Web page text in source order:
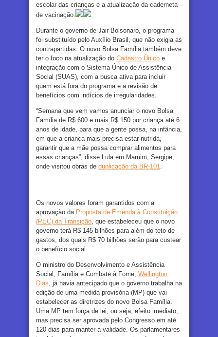
escolar das crianças e a atualização da caderneta
de vacinação.
Durante o governo de Jair Bolsonaro, o programa
foi substituído pelo Auxílio Brasil, que não exigia as
contrapartidas. O novo Bolsa Família também deve
ter o foco na atualização do Cadastro Único e
integração com o Sistema Único de Assistência
Social (SUAS), com a busca ativa para incluir
quem está fora do programa e a revisão de
benefícios com indícios de irregularidades.
“Semana que vem vamos anunciar o novo Bolsa
Família de R$ 600 e mais R$ 150 por criança até 6
anos de idade, para que a gente possa, na infância,
em que a criança mais precisa estar nutrida,
garantir que a mãe possa comprar alimentos para
essas crianças”, disse Lula em Maruim, Sergipe,
onde visitou obras de duplicação da BR-101
Os novos valores foram garantidos com a
aprovação da Proposta de Emenda à Constituição
(PEC) da Transição , que estabeleceu que o novo
governo terá R$ 145 bilhões para além do teto de
gastos, dos quais R$ 70 bilhões serão para custear
o benefício social.
O ministro do Desenvolvimento e Assistência
Social, Família e Combate à Fome, Wellington
Dias , já havia antecipado que o governo trabalha na
edição de uma medida provisória (MP) que vai
estabelecer as diretrizes do novo Bolsa Família.
Uma MP tem força de lei, ou seja, efeito imediato,
mas precisa ser aprovada pelo Congresso em até
120 dias para manter a validade. Os parlamentares